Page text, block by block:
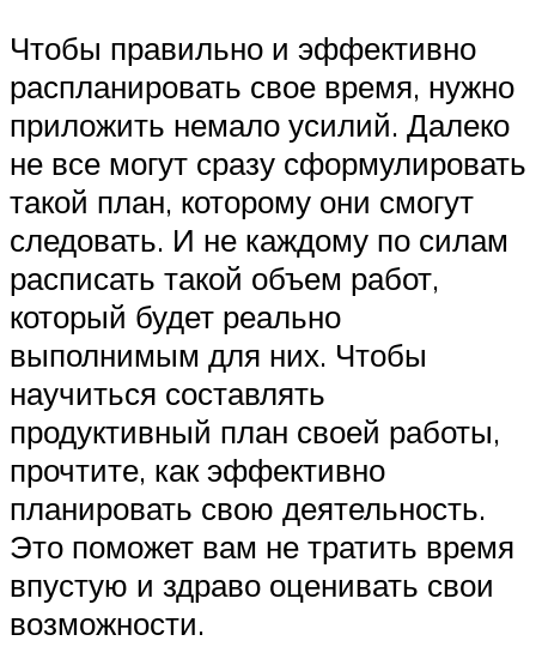
Чтобы правильно и эффективно
распланировать свое время, нужно
приложить немало усилий. Далеко
не все могут сразу сформулировать
такой план, которому они смогут
следовать. И не каждому по силам
расписать такой объем работ,
который будет реально
выполнимым для них. Чтобы
научиться составлять
продуктивный план своей работы,
прочтите, как эффективно
планировать свою деятельность.
Это поможет вам не тратить время
впустую и здраво оценивать свои
возможности.